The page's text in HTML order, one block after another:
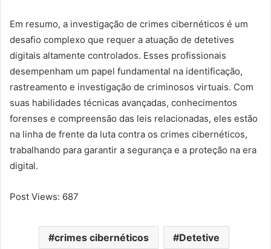
Em resumo, a investigação de crimes cibernéticos é um
desafio complexo que requer a atuação de detetives
digitais altamente controlados. Esses profissionais
desempenham um papel fundamental na identificação,
rastreamento e investigação de criminosos virtuais. Com
suas habilidades técnicas avançadas, conhecimentos
forenses e compreensão das leis relacionadas, eles estão
na linha de frente da luta contra os crimes cibernéticos,
trabalhando para garantir a segurança e a proteção na era
digital.
Post Views: 687
crimes cibernéticos Detetive